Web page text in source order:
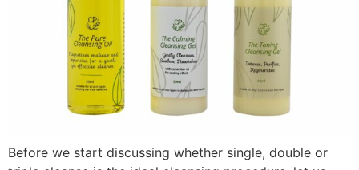
Before we start discussing whether single, double or